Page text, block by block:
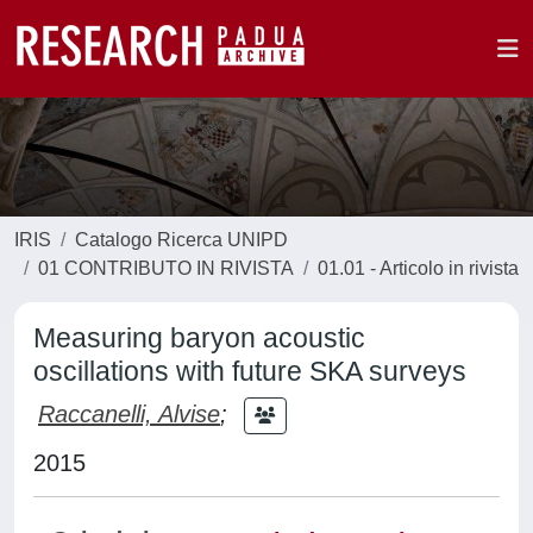
IRIS
Catalogo Ricerca UNIPD
01 CONTRIBUTO IN RIVISTA
01.01 - Articolo in rivista
Measuring baryon acoustic
oscillations with future SKA surveys
Raccanelli, Alvise;
2015